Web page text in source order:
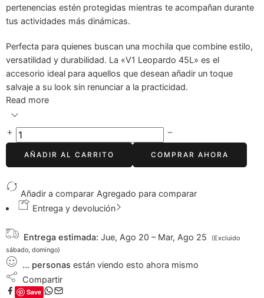
pertenencias estén protegidas mientras te acompañan durante
tus actividades más dinámicas.
Perfecta para quienes buscan una mochila que combine estilo,
versatilidad y durabilidad. La «V1 Leopardo 45L» es el
accesorio ideal para aquellos que desean añadir un toque
salvaje a su look sin renunciar a la practicidad.
Read more
AÑADIR AL CARRITO COMPRAR AHORA
Añadir a comparar Agregado para comparar
Entrega y devolución
Entrega estimada: Jue, Ago 20 – Mar, Ago 25
(Excluido
sábado, domingo)
... personas están viendo esto ahora mismo
Compartir
Save